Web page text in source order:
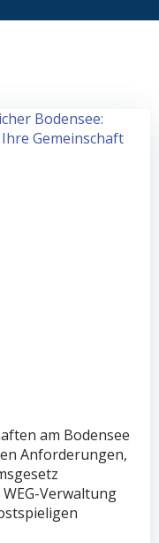
am Bodensee
Anforderungen,
Verwaltung